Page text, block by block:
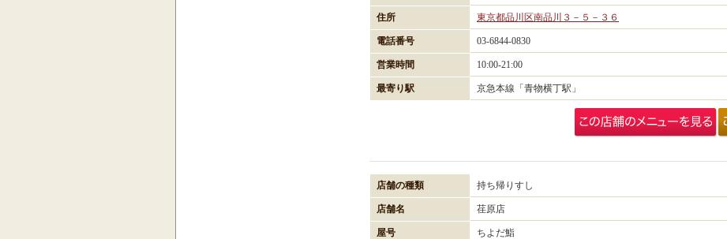
住所 東京都品川区南品川３－５－３６
電話番号 03-6844-0830
営業時間 10:00-21:00
最寄り駅 京急本線「青物横丁駅」
店舗の種類 持ち帰りすし
店舗名 荏原店
屋号 ちよだ鮨